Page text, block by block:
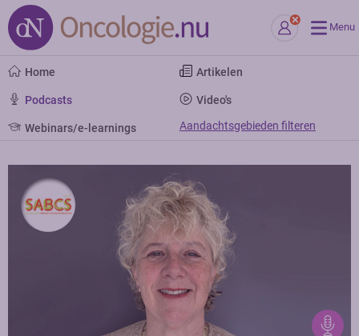
Menu
Home Artikelen
Podcasts Video's
Webinars/e-learnings Aandachtsgebieden filteren